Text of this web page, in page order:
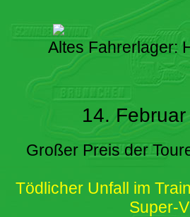
Altes Fahrerlager:
14.
Großer Preis der
Tödlicher Unfall im
Super-V